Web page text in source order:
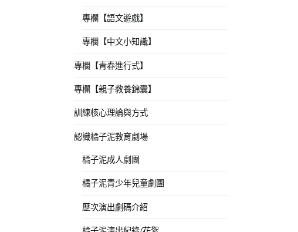
專欄【語文遊戲】
專欄【中文小知識】
專欄【青春進行式】
專欄【親子教養錦囊】
訓練核心理論與方式
認識橘子泥教育劇場
橘子泥成人劇團
橘子泥青少年兒童劇團
歷次演出劇碼介紹